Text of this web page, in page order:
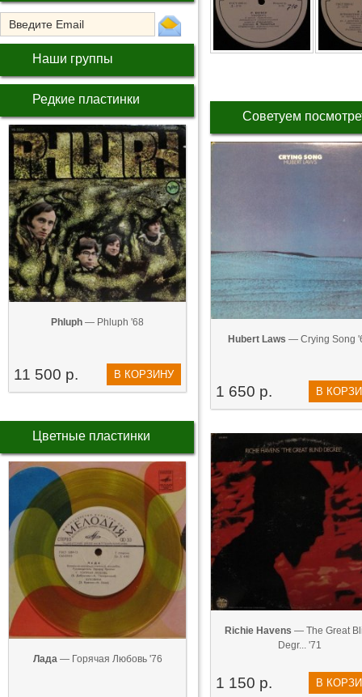
Наши группы
Редкие пластинки
Phluph — Phluph '68
11 500 р. В КОРЗИНУ
Цветные пластинки
Лада— Горячая Любовь '76
Советуем
Hubert Laws — Crying Song
1 650 р. В
Richie Havens — The Great
Degr... '71
1 150 р. В